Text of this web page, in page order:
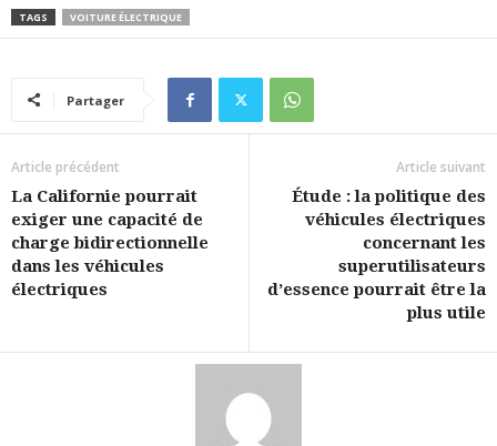
TAGS VOITURE ÉLECTRIQUE
Partager
Article précédent
La Californie pourrait
exiger une capacité de
charge bidirectionnelle
dans les véhicules
électriques
Article suivant
Étude : la politique des
véhicules électriques
concernant les
superutilisateurs
d’essence pourrait être la
plus utile